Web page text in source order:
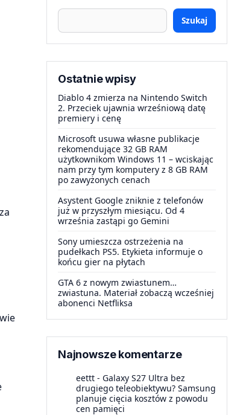
Szukaj
Ostatnie wpisy
Diablo 4 zmierza na Nintendo Switch
2. Przeciek ujawnia wrześniową datę
premiery i cenę
Microsoft usuwa własne publikacje
rekomendujące 32 GB RAM
użytkownikom Windows 11 – wciskając
nam przy tym komputery z 8 GB RAM
po zawyżonych cenach
Asystent Google zniknie z telefonów
już w przyszłym miesiącu. Od 4
września zastąpi go Gemini
Sony umieszcza ostrzeżenia na
pudełkach PS5. Etykieta informuje o
końcu gier na płytach
GTA 6 z nowym zwiastunem…
zwiastuna. Materiał zobaczą wcześniej
abonenci Netfliksa
Najnowsze komentarze
eettt - Galaxy S27 Ultra bez
drugiego teleobiektywu? Samsung
planuje cięcia kosztów z powodu
cen pamięci